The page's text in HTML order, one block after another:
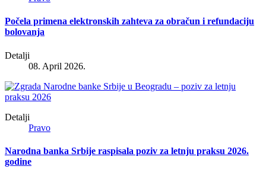
Počela primena elektronskih zahteva za obračun i refundaciju
bolovanja
Detalji
08. April 2026.
Detalji
Pravo
Narodna banka Srbije raspisala poziv za letnju praksu 2026.
godine